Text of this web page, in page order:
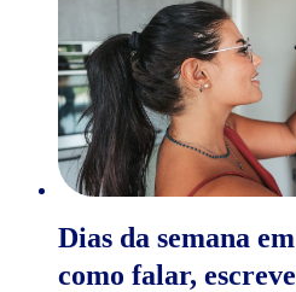
Dias da semana
como falar,